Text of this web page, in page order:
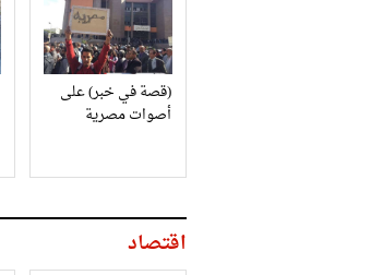
(قصة في خبر) على
أصوات مصرية
اقتصاد